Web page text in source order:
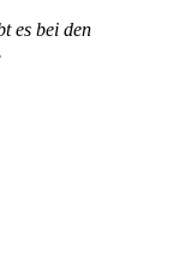
es bei den